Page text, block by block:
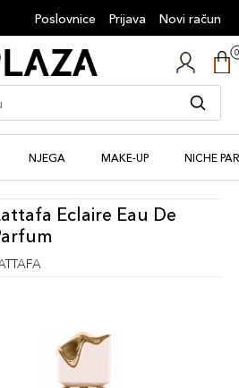
Poslovnice Prijava Novi račun
NJEGA MAKE-UP NICHE
Eclaire Eau De